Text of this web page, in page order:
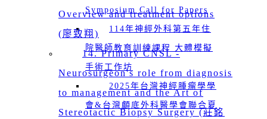
Symposium Call for Papers
114年神經外科第五年住
院醫師教育訓練課程 大體模擬
手術工作坊
2025年台灣神經腫瘤學學
會&台灣顱底外科醫學會聯合夏
Overview and treatment options
(廖致翔)
14. Primary CNSL -
Neurosurgeon's role from diagnosis
to management and the Art of
Stereotactic Biopsy Surgery (莊銘